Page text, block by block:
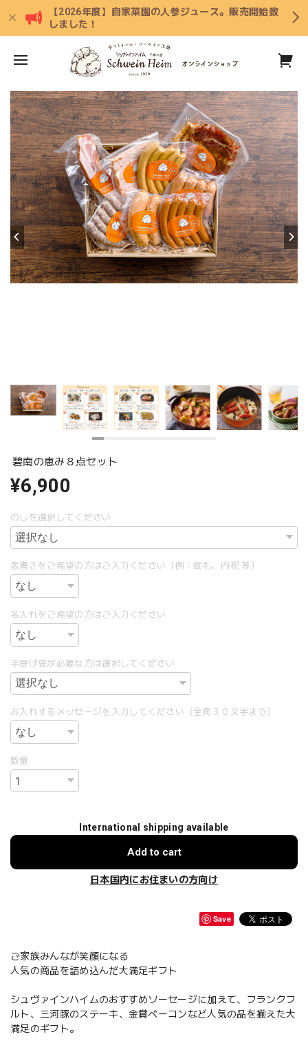
【2026年度】自家菜園の人参ジュース。販売開始致
しました！
碧南の恵み８点セット
¥6,900
のしを選択してください
表書きをご希望の方はご入力ください（例：御礼、内祝 等）
名入れをご希望の方はご入力ください
手提げ袋が必要な方は選択してください
お入れするメッセージを入力してください（全角３０文字まで）
数量
International shipping available
Add to cart
日本国内にお住まいの方向け
Save
ご家族みんなが笑顔になる
人気の商品を詰め込んだ大満足ギフト
シュヴァインハイムのおすすめソーセージに加えて、フランクフ
ルト、三河豚のステーキ、金賞ベーコンなど人気の品を揃えた大
満足のギフト。